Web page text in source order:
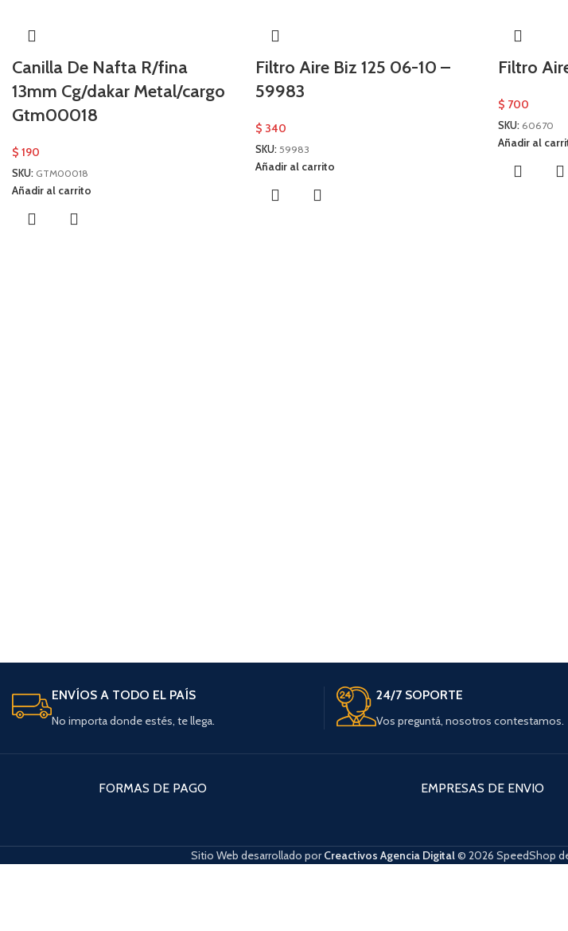
Canilla De Nafta R/fina
13mm Cg/dakar Metal/cargo
Gtm00018
$ 190
SKU: GTM00018
Añadir al carrito
Filtro Aire Biz 125 06-10 –
59983
$ 340
SKU: 59983
Añadir al carrito
Filtro
$ 700
SKU: 60670
Añadir al
ENVÍOS A TODO EL PAÍS
No importa donde estés, te llega.
24/7 SOPORTE
Vos preguntá, nosotros contestamos.
FORMAS DE PAGO EMPRESAS DE ENVIO
Sitio Web desarrollado porCreactivos Agencia Digital© 2026 SpeedShop